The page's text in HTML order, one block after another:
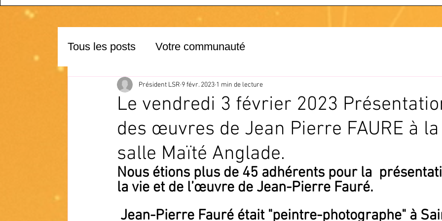
Tous les posts Votre communauté
Le vendredi 3 février 2023
des œuvres de Jean Pierre FAURE à la
salle Maïté Anglade.
Président LSR 9 févr. 2023 1 min de lecture
Nous étions plus de 45 adhérents pour la
la vie et de l’œuvre de Jean-Pierre Fauré.